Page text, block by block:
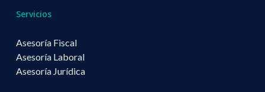
Servicios
Asesoría Fiscal
Asesoría Laboral
Asesoría Jurídica